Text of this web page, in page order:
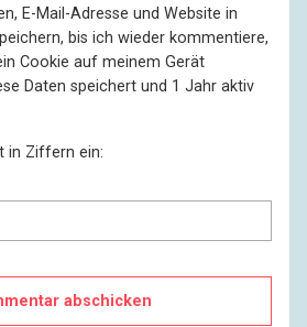
E-Mail-Adresse und Website in
bis ich wieder kommentiere,
Cookie auf meinem Gerät
Daten speichert und 1 Jahr aktiv
in Ziffern ein: